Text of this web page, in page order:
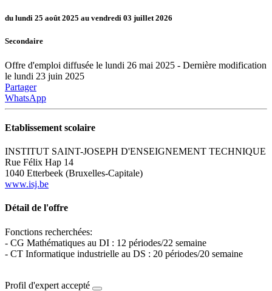
du lundi 25 août 2025 au vendredi 03 juillet 2026
Secondaire
Offre d'emploi diffusée le lundi 26 mai 2025 - Dernière modification
le lundi 23 juin 2025
Partager
WhatsApp
Etablissement scolaire
INSTITUT SAINT-JOSEPH D'ENSEIGNEMENT TECHNIQUE
Rue Félix Hap 14
1040 Etterbeek (Bruxelles-Capitale)
www.isj.be
Détail de l'offre
Fonctions recherchées:
- CG Mathématiques au DI : 12 périodes/22 semaine
- CT Informatique industrielle au DS : 20 périodes/20 semaine
Profil d'expert accepté